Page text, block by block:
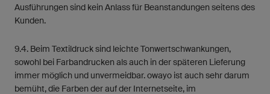
Ausführungen sind kein Anlass für Beanstandungen seitens des
Kunden.
9.4. Beim Textildruck sind leichte Tonwertschwankungen,
sowohl bei Farbandrucken als auch in der späteren Lieferung
immer möglich und unvermeidbar. owayo ist auch sehr darum
bemüht, die Farben der auf der Internetseite, im